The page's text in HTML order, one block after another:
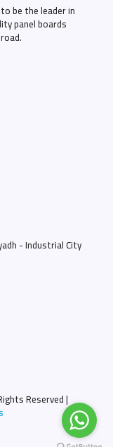
be the leader in
panel boards
- Industrial City
Reserved |